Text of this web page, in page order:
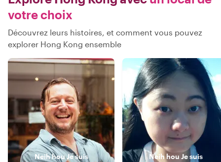
votre choix
Découvrez leurs histoires, et comment vous pouvez
explorer Hong Kong ensemble
Neih houJe suis Neih hou Je suis